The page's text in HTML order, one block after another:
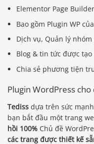
Elementor Page
Bao gồm Plugin WP
Dịch vụ, Quản lý
Blog & tin tức được tạo
Chia sẻ phương tiện
Plugin WordPress
Tediss dựa trên sức
bạn bắt đầu một trang
hồi 100% Chủ đề
các trang được thiết kế